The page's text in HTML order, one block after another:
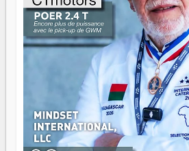
Il faut juste s'assurer que tout le
même sens.